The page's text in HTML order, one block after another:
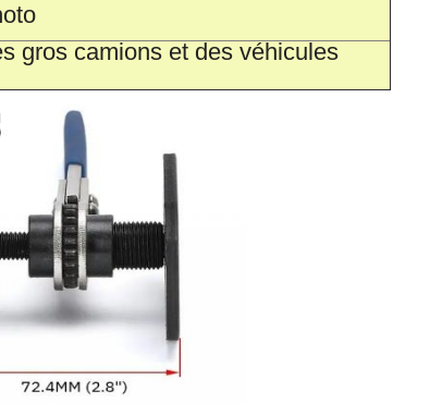
gros camions et des véhicules